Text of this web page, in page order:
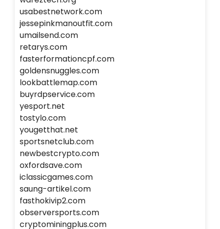
usabestnetwork.com
jessepinkmanoutfit.com
umailsend.com
retarys.com
fasterformationcpf.com
goldensnuggles.com
lookbattlemap.com
buyrdpservice.com
yesport.net
tostylo.com
yougetthat.net
sportsnetclub.com
newbestcrypto.com
oxfordsave.com
iclassicgames.com
saung-artikel.com
fasthokivip2.com
observersports.com
cryptominingplus.com